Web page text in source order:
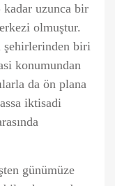
kadar uzunca bir
olmuştur.
şehirlerinden biri
konumundan
da ön plana
iktisadi
günümüze